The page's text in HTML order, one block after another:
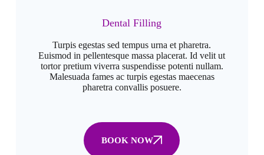
Dental Filling
Turpis egestas sed tempus urna et pharetra.
Euismod in pellentesque massa placerat. Id velit ut
tortor pretium viverra suspendisse potenti nullam.
Malesuada fames ac turpis egestas maecenas
pharetra convallis posuere.
BOOK NOW